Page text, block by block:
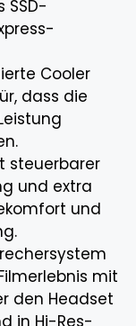
Cooler
dass die
steuerbarer
und extra
und
mit
den Headset
in Hi-Res-